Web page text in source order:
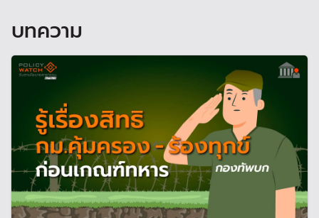
บทความ